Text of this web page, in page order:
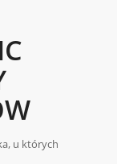
u których